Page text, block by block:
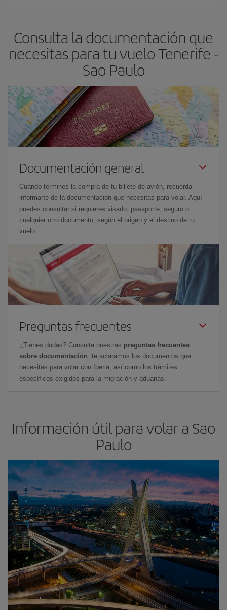
Consulta la documentación que
necesitas para tu vuelo Tenerife -
Sao Paulo
Documentación general
Cuando termines la compra de tu billete de avión, recuerda
informarte de la documentación que necesitas para volar. Aquí
puedes consultar si requieres visado, pasaporte, seguro o
cualquier otro documento, según el origen y el destino de tu
vuelo.
Preguntas frecuentes
¿Tienes dudas? Consulta nuestras preguntas frecuentes
sobre documentación: te aclaramos los documentos que
necesitas para volar con Iberia, así como los trámites
específicos exigidos para la migración y aduanas.
Información útil para volar a Sao
Paulo